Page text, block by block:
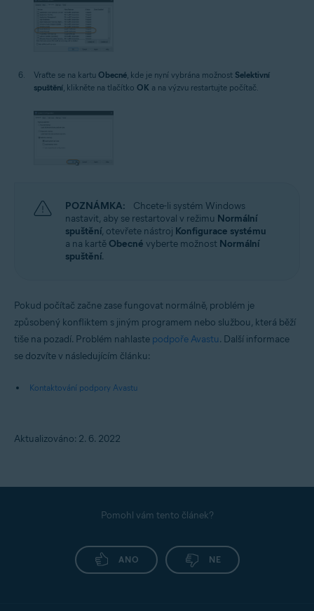
Vraťte se na kartu Obecné, kde je nyní vybrána možnost Selektivní
spuštění, klikněte na tlačítko OK a na výzvu restartujte počítač.
POZNÁMKA:
Chcete-li systém Windows
nastavit, aby se restartoval v režimu Normální
spuštění, otevřete nástroj Konfigurace systému
a na kartě Obecné vyberte možnost Normální
spuštění.
Pokud počítač začne zase fungovat normálně, problém je
způsobený konfliktem s jiným programem nebo službou, která běží
tiše na pozadí. Problém nahlaste podpoře Avastu. Další informace
se dozvíte v následujícím článku:
Kontaktování podpory Avastu
Aktualizováno: 2. 6. 2022
Pomohl vám tento článek?
ANO NE